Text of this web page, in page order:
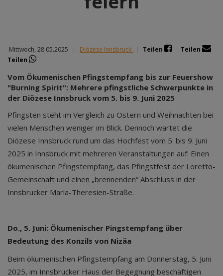
Mittwoch, 28.05.2025 | Diözese Innsbruck | Teilen
Teilen
Teilen
Vom Ökumenischen Pfingstempfang bis zur Feuershow
"Burning Spirit": Mehrere pfingstliche Schwerpunkte in
der Diözese Innsbruck vom 5. bis 9. Juni 2025
Pfingsten steht im Vergleich zu Ostern und Weihnachten bei
vielen Menschen weniger im Blick. Dennoch wartet die
Diözese Innsbruck rund um das Hochfest vom 5. bis 9. Juni
2025 in Innsbruck mit mehreren Veranstaltungen auf: Einen
ökumenischen Pfingstempfang, das Pfingstfest der Loretto-
Gemeinschaft und einen „brennenden“ Abschluss in der
Innsbrucker Maria-Theresien-Straße.
Do., 5. Juni: Ökumenischer Pingstempfang über
Bedeutung des Konzils von Nizäa
Beim ökumenischen Pfingstempfang am Donnerstag, 5. Juni
2025, im Innsbrucker Haus der Begegnung beschäftigen